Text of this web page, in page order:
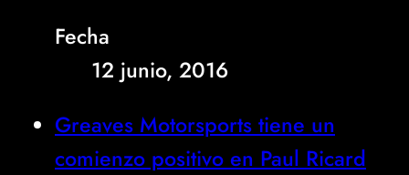
Fecha
12 junio, 2016
Greaves Motorsports tiene un
comienzo positivo en Paul Ricard